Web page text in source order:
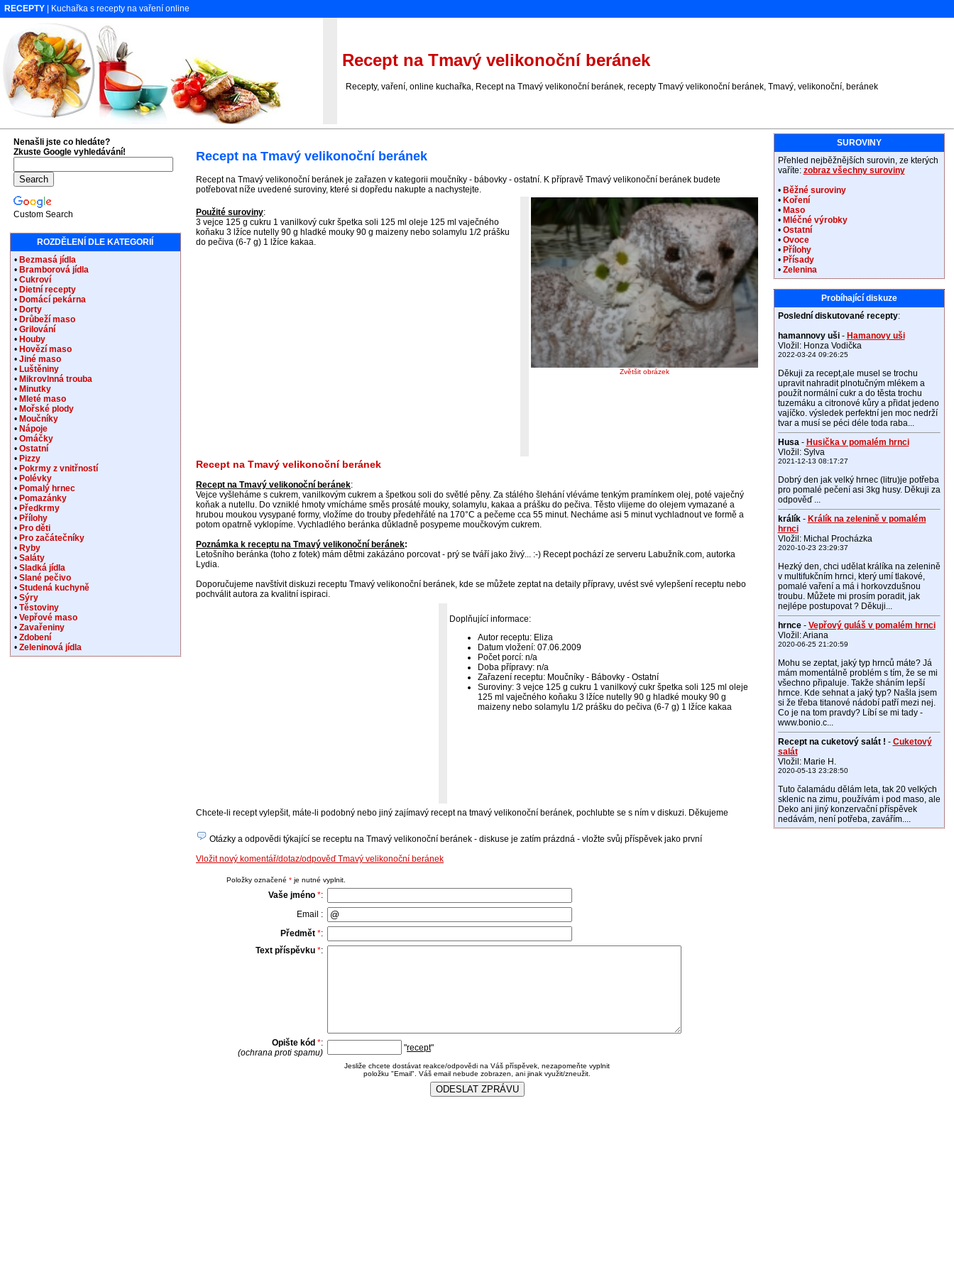
RECEPTY | Kuchařka s recepty na vaření online
Recept na Tmavý velikonoční beránek
Recepty, vaření, online kuchařka, Recept na Tmavý velikonoční beránek, recepty Tmavý velikonoční beránek, Tmavý, velikonoční, beránek
Recept na Tmavý velikonoční beránek
Recept na Tmavý velikonoční beránek je zařazen v kategorii moučníky - bábovky - ostatní. K přípravě Tmavý velikonoční beránek budete
potřebovat níže uvedené suroviny, které si dopředu nakupte a nachystejte.
Použité suroviny:
3 vejce 125 g cukru 1 vanilkový cukr špetka soli 125 ml oleje 125 ml vaječného
koňaku 3 lžíce nutelly 90 g hladké mouky 90 g maizeny nebo solamylu 1/2 prášku
do pečiva (6-7 g) 1 lžíce kakaa.
Zvětšit obrázek
Recept na Tmavý velikonoční beránek
Recept na Tmavý velikonoční beránek:
Vejce vyšleháme s cukrem, vanilkovým cukrem a špetkou soli do světlé pěny. Za stálého šlehání vléváme tenkým pramínkem olej, poté vaječný
koňak a nutellu. Do vzniklé hmoty vmícháme směs prosáté mouky, solamylu, kakaa a prášku do pečiva. Těsto vlijeme do olejem vymazané a
hrubou moukou vysypané formy, vložíme do trouby předehřáté na 170°C a pečeme cca 55 minut. Necháme asi 5 minut vychladnout ve formě a
potom opatrně vyklopíme. Vychladlého beránka důkladně posypeme moučkovým cukrem.
Poznámka k receptu na Tmavý velikonoční beránek:
Letošního beránka (toho z fotek) mám dětmi zakázáno porcovat - prý se tváří jako živý... :-) Recept pochází ze serveru Labužník.com, autorka
Lydia.
Doporučujeme navštívit diskuzi receptu Tmavý velikonoční beránek, kde se můžete zeptat na detaily přípravy, uvést své vylepšení receptu nebo
pochválit autora za kvalitní ispiraci.
Doplňující informace:
Autor receptu: Eliza
Datum vložení: 07.06.2009
Počet porcí: n/a
Doba přípravy: n/a
Zařazení receptu: Moučníky - Bábovky - Ostatní
Suroviny: 3 vejce 125 g cukru 1 vanilkový cukr špetka soli 125 ml oleje
125 ml vaječného koňaku 3 lžíce nutelly 90 g hladké mouky 90 g
maizeny nebo solamylu 1/2 prášku do pečiva (6-7 g) 1 lžíce kakaa
Chcete-li recept vylepšit, máte-li podobný nebo jiný zajímavý recept na tmavý velikonoční beránek, pochlubte se s ním v diskuzi. Děkujeme
Otázky a odpovědi týkající se receptu na Tmavý velikonoční beránek - diskuse je zatím prázdná - vložte svůj příspěvek jako první
Vložit nový komentář/dotaz/odpověď Tmavý velikonoční beránek
Položky označené * je nutné vyplnit.
Vaše jméno *:
Email :
Předmět *:
Text příspěvku *:
Opište kód *:
(ochrana proti spamu)
"recept"
Jesliže chcete dostávat reakce/odpovědi na Váš příspěvek, nezapomeňte vyplnit
položku "Email". Váš email nebude zobrazen, ani jinak využit/zneužit.
Nenašli jste co hledáte?
Zkuste Google vyhledávání!
Custom Search
ROZDĚLENÍ DLE KATEGORIÍ
• Bezmasá jídla
• Bramborová jídla
• Cukroví
• Dietní recepty
• Domácí pekárna
• Dorty
• Drůbeží maso
• Grilování
• Houby
• Hovězí maso
• Jiné maso
• Luštěniny
• Mikrovlnná trouba
• Minutky
• Mleté maso
• Mořské plody
• Moučníky
• Nápoje
• Omáčky
• Ostatní
• Pizzy
• Pokrmy z vnitřností
• Polévky
• Pomalý hrnec
• Pomazánky
• Předkrmy
• Přílohy
• Pro děti
• Pro začátečníky
• Ryby
• Saláty
• Sladká jídla
• Slané pečivo
• Studená kuchyně
• Sýry
• Těstoviny
• Vepřové maso
• Zavařeniny
• Zdobení
• Zeleninová jídla
SUROVINY
Přehled nejběžnějších surovin, ze kterých
vaříte: zobraz všechny suroviny
• Běžné suroviny
• Koření
• Maso
• Mléčné výrobky
• Ostatní
• Ovoce
• Přílohy
• Přísady
• Zelenina
Probíhající diskuze
Poslední diskutované recepty:
hamannovy uši- Hamanovy uši
Vložil: Honza Vodička
2022-03-24 09:26:25
Děkuji za recept,ale musel se trochu
upravit nahradit plnotučným mlékem a
použít normální cukr a do těsta trochu
tuzemáku a citronové kůry a přidat jedeno
vajíčko. výsledek perfektní jen moc nedrží
tvar a musí se péci déle toda raba...
Husa- Husička v pomalém hrnci
Vložil: Sylva
2021-12-13 08:17:27
Dobrý den jak velký hrnec (litru)je potřeba
pro pomalé pečení asi 3kg husy. Děkuji za
odpověď ...
králík- Králík na zelenině v pomalém
hrnci
Vložil: Michal Procházka
2020-10-23 23:29:37
Hezký den, chci udělat králíka na zelenině
v multifukčním hrnci, který umí tlakové,
pomalé vaření a má i horkovzdušnou
troubu. Můžete mi prosím poradit, jak
nejlépe postupovat ? Děkuji...
hrnce- Vepřový guláš v pomalém hrnci
Vložil: Ariana
2020-06-25 21:20:59
Mohu se zeptat, jaký typ hrnců máte? Já
mám momentálně problém s tím, že se mi
všechno připaluje. Takže sháním lepší
hrnce. Kde sehnat a jaký typ? Našla jsem
si že třeba titanové nádobí patří mezi nej.
Co je na tom pravdy? Líbí se mi tady -
www.bonio.c...
Recept na cuketový salát ! - Cuketový
salát
Vložil: Marie H.
2020-05-13 23:28:50
Tuto čalamádu dělám leta, tak 20 velkých
sklenic na zimu, používám i pod maso, ale
Deko ani jiný konzervační příspěvek
nedávám, není potřeba, zavářím....